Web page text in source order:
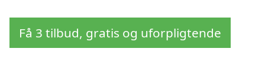
Få 3 tilbud, gratis og uforpligtende